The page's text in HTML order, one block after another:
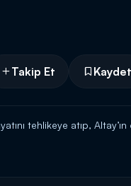
Takip Et Kaydet
tehlikeye atıp,